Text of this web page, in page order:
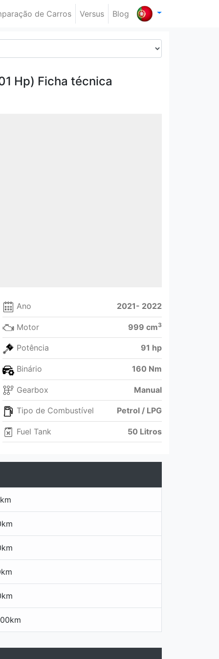
de Carros Versus Blog
Hp) Ficha técnica
Ano 2021- 2022
Motor 999 cm3
Potência 91 hp
Binário 160 Nm
Gearbox Manual
Tipo de Combustível Petrol / LPG
Fuel Tank 50 Litros